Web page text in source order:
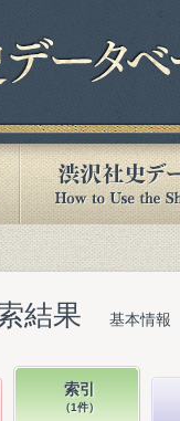
結果 基本情報
索引
（1件）